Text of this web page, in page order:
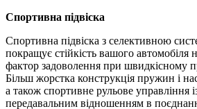
Спортивна підвіска
Спортивна підвіска з селективною
покращує стійкість вашого автомобіля
фактор задоволення при швидкісному
Більш жорстка конструкція пружин і
а також спортивне рульове управління
передавальним відношенням в